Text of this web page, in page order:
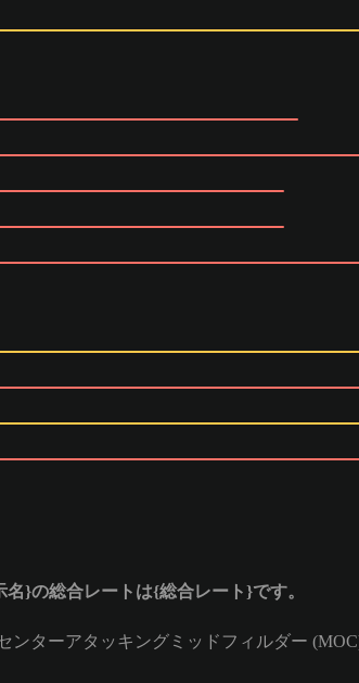
}の総合レートは{総合レート}です。
ンターアタッキングミッドフィルダー